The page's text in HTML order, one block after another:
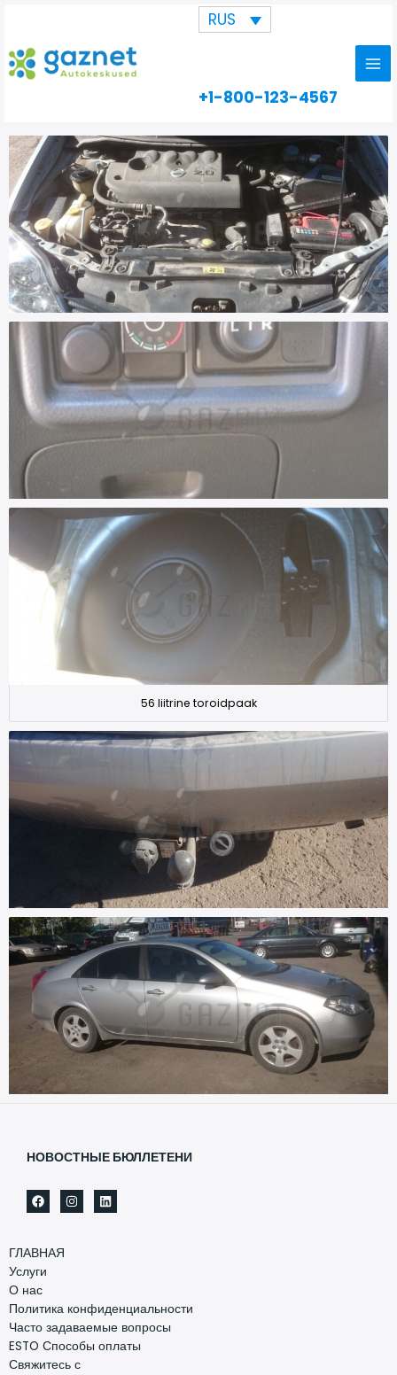
содержимому
RUS
+1-800-123-4567
56 liitrine toroidpaak
НОВОСТНЫЕ БЮЛЛЕТЕНИ
ГЛАВНАЯ
Услуги
О нас
Политика конфиденциальности
Часто задаваемые вопросы
ESTO Способы оплаты
Свяжитесь с